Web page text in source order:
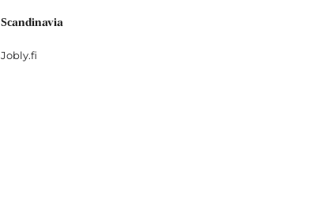
Scandinavia
Jobly.fi